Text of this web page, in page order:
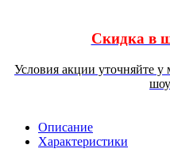
Скидка в
Условия акции уточняйте
Описание
Характеристики